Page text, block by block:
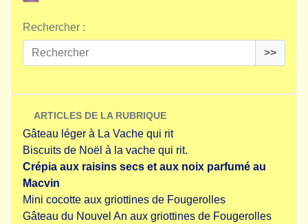
Rechercher :
>>
ARTICLES DE LA RUBRIQUE
Gâteau léger à La Vache qui rit
Biscuits de Noël à la vache qui rit.
Crépia aux raisins secs et aux noix parfumé au
Macvin
Mini cocotte aux griottines de Fougerolles
Gâteau du Nouvel An aux griottines de Fougerolles